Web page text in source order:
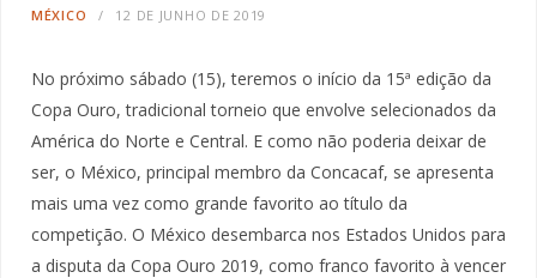
MÉXICO 12 DE JUNHO DE 2019
No próximo sábado (15), teremos o início da 15ª edição da
Copa Ouro, tradicional torneio que envolve selecionados da
América do Norte e Central. E como não poderia deixar de
ser, o México, principal membro da Concacaf, se apresenta
mais uma vez como grande favorito ao título da
competição. O México desembarca nos Estados Unidos para
a disputa da Copa Ouro 2019, como franco favorito à vencer